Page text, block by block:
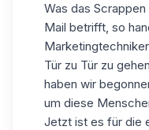
Was das
Mail betrifft, so
Tür zu Tür zu
haben wir
um diese
Jetzt ist es für die